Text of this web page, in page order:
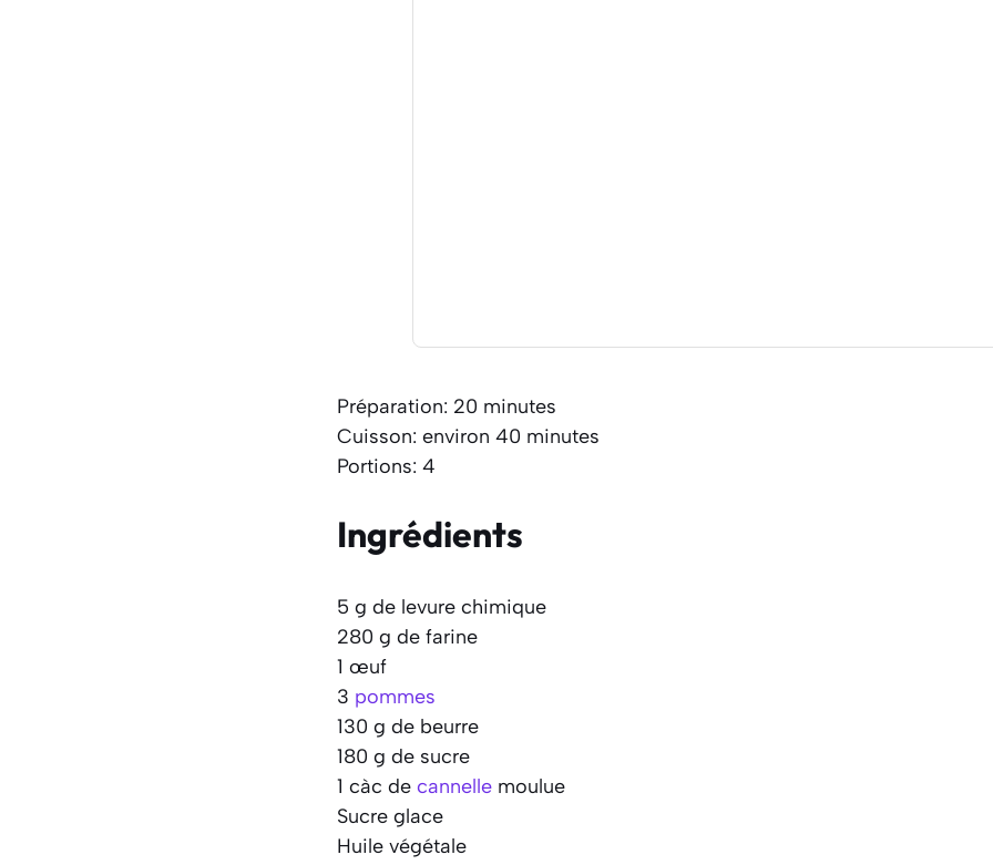
Préparation: 20 minutes
Cuisson: environ 40 minutes
Portions: 4
Ingrédients
5 g de levure chimique
280 g de farine
1 œuf
3 pommes
130 g de beurre
180 g de sucre
1 càc de cannelle moulue
Sucre glace
Huile végétale